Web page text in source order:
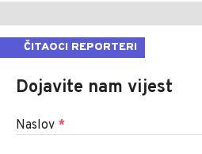
ČITAOCI REPORTERI
Dojavite nam vijest
Naslov *